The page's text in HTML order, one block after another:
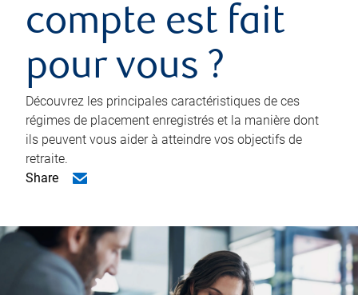
compte est fait
pour vous ?
Découvrez les principales caractéristiques de ces
régimes de placement enregistrés et la manière dont
ils peuvent vous aider à atteindre vos objectifs de
retraite.
Share